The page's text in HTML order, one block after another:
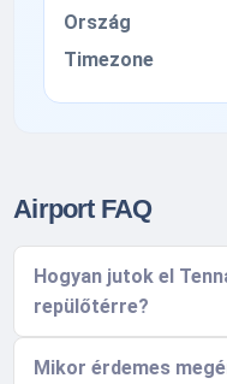
Ország
Timezone
Airport FAQ
Hogyan jutok el
repülőtérre?
Mikor érdemes